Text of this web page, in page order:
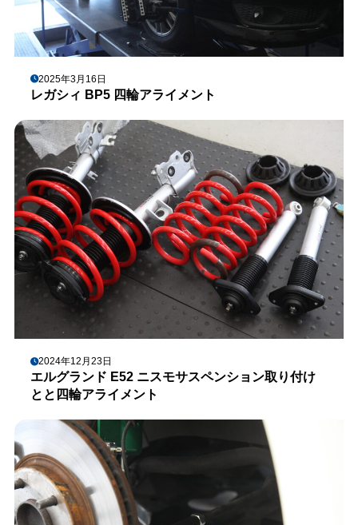
2025年3月16日
レガシィ BP5 四輪アライメント
2024年12月23日
エルグランド E52 ニスモサスペンション取り付け
とと四輪アライメント